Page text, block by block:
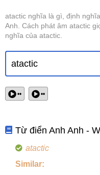
atactic nghĩa là gì, định
Anh. Cách phát âm atactic
nghĩa của atactic.
•• ••
Từ điển Anh Anh -
atactic
Similar: